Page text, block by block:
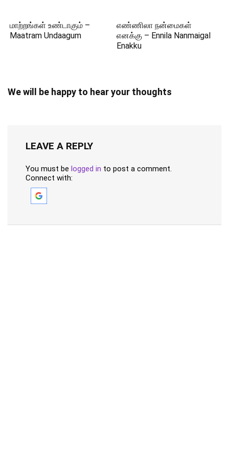
மாற்றங்கள் உண்டாகும் –
Maatram Undaagum
எண்ணிலா நன்மைகள்
எனக்கு – Ennila Nanmaigal
Enakku
We will be happy to hear your thoughts
LEAVE A REPLY
You must be logged in to post a comment.
Connect with: